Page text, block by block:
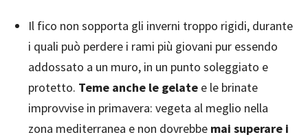
Il fico non sopporta gli inverni troppo rigidi, durante
i quali può perdere i rami più giovani pur essendo
addossato a un muro, in un punto soleggiato e
protetto. Teme anche le gelate e le brinate
improvvise in primavera: vegeta al meglio nella
zona mediterranea e non dovrebbe mai superare i